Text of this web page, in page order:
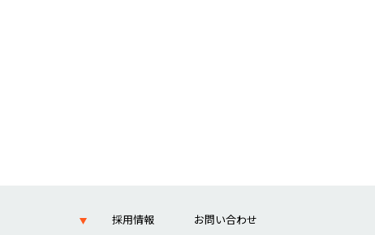
採用情報
お問い合わせ